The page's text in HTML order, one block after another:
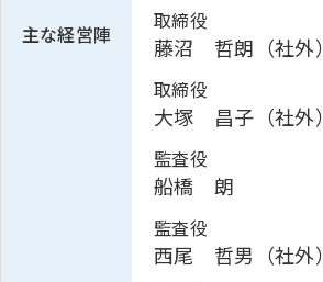
主な経営陣
取締役
藤沼 哲朗（社外）
取締役
大塚 昌子（社外）
監査役
船橋 朗
監査役
西尾 哲男（社外）